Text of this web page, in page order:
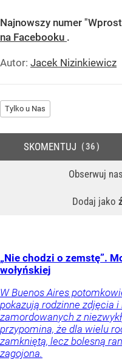
Najnowszy numer
na Facebooku .
Autor: Jacek Nizinkiewicz
Tylko u Nas
Obserwuj nas
Dodaj jako
SKOMENTUJ 36
„Nie chodzi o zemstę”.
wołyńskiej
W Buenos Aires
pokazują rodzinne zdjęcia
zamordowanych z
przypomina, że dla wielu
zamkniętą, lecz bolesną
zagojona.